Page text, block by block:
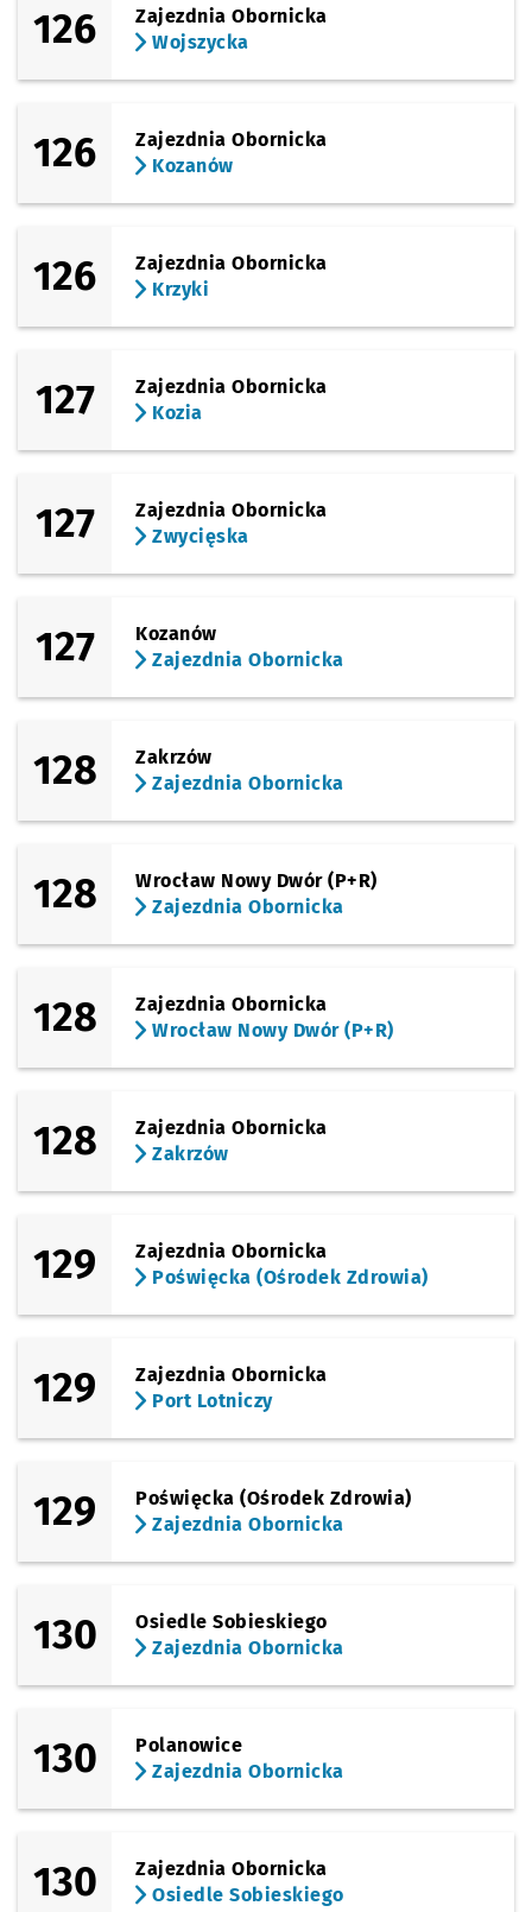
126
Zajezdnia Obornicka
Wojszycka
126
Zajezdnia Obornicka
Kozanów
126
Zajezdnia Obornicka
Krzyki
127
Zajezdnia Obornicka
Kozia
127
Zajezdnia Obornicka
Zwycięska
127
Kozanów
Zajezdnia Obornicka
128
Zakrzów
Zajezdnia Obornicka
128
Wrocław Nowy Dwór (P+R)
Zajezdnia Obornicka
128
Zajezdnia Obornicka
Wrocław Nowy Dwór (P+R)
128
Zajezdnia Obornicka
Zakrzów
129
Zajezdnia Obornicka
Poświęcka (Ośrodek Zdrowia)
129
Zajezdnia Obornicka
Port Lotniczy
129
Poświęcka (Ośrodek Zdrowia)
Zajezdnia Obornicka
130
Osiedle Sobieskiego
Zajezdnia Obornicka
130
Polanowice
Zajezdnia Obornicka
130
Zajezdnia Obornicka
Osiedle Sobieskiego